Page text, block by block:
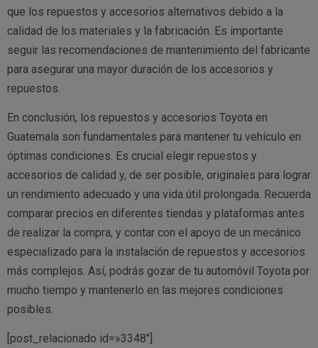
que los repuestos y accesorios alternativos debido a la
calidad de los materiales y la fabricación. Es importante
seguir las recomendaciones de mantenimiento del fabricante
para asegurar una mayor duración de los accesorios y
repuestos.
En conclusión, los repuestos y accesorios Toyota en
Guatemala son fundamentales para mantener tu vehículo en
óptimas condiciones. Es crucial elegir repuestos y
accesorios de calidad y, de ser posible, originales para lograr
un rendimiento adecuado y una vida útil prolongada. Recuerda
comparar precios en diferentes tiendas y plataformas antes
de realizar la compra, y contar con el apoyo de un mecánico
especializado para la instalación de repuestos y accesorios
más complejos. Así, podrás gozar de tu automóvil Toyota por
mucho tiempo y mantenerlo en las mejores condiciones
posibles.
[post_relacionado id=»3348″]